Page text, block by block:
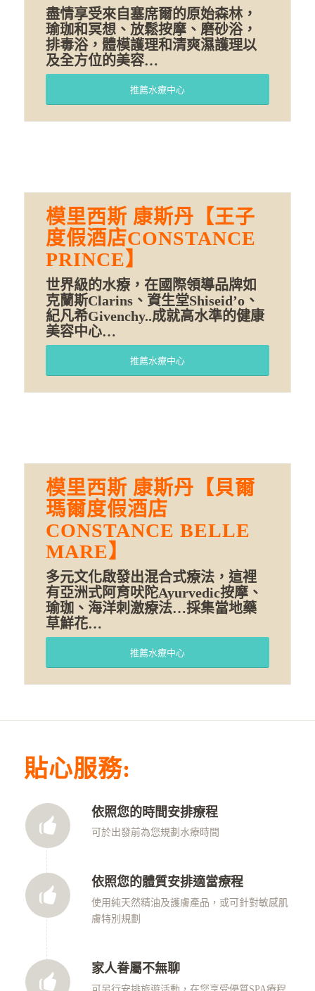
盡情享受來自塞席爾的原始森林，
瑜珈和冥想、放鬆按摩、磨砂浴，
排毒浴，體模護理和清爽濕護理以
及全方位的美容…
推薦水療中心
模里西斯 康斯丹【王子
度假酒店CONSTANCE
PRINCE】
世界級的水療，在國際領導品牌如
克蘭斯Clarins、資生堂Shiseid’o、
紀凡希Givenchy..成就高水準的健康
美容中心…
推薦水療中心
模里西斯 康斯丹【貝爾
瑪爾度假酒店
CONSTANCE BELLE
MARE】
多元文化啟發出混合式療法，這裡
有亞洲式阿育吠陀Ayurvedic按摩、
瑜珈、海洋刺激療法…採集當地藥
草鮮花…
推薦水療中心
貼心服務:
依照您的時間安排療程
可於出發前為您規劃水療時間
依照您的體質安排適當療程
使用純天然精油及護膚產品，或可針對敏感肌
膚特別規劃
家人眷屬不無聊